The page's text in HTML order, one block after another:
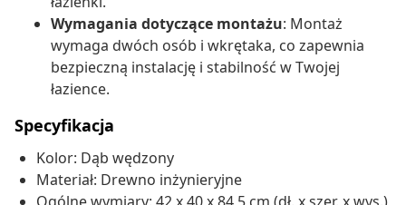
Wymagania dotyczące montażu: Montaż
wymaga dwóch osób i wkrętaka, co zapewnia
bezpieczną instalację i stabilność w Twojej
łazience.
Specyfikacja
Kolor: Dąb wędzony
Materiał: Drewno inżynieryjne